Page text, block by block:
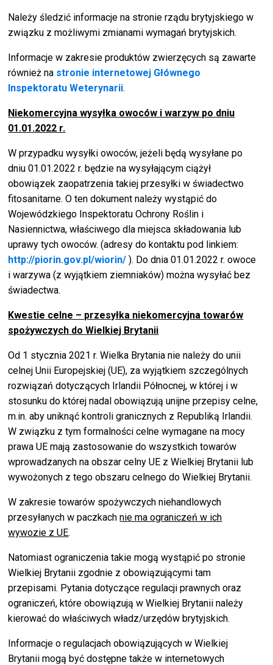
Należy śledzić informacje na stronie rządu brytyjskiego w
związku z możliwymi zmianami wymagań brytyjskich.
Informacje w zakresie produktów zwierzęcych są zawarte
również na stronie internetowej Głównego
Inspektoratu Weterynarii.
Niekomercyjna wysyłka owoców i warzyw po dniu
01.01.2022 r.
W przypadku wysyłki owoców, jeżeli będą wysyłane po
dniu 01.01.2022 r. będzie na wysyłającym ciążył
obowiązek zaopatrzenia takiej przesyłki w świadectwo
fitosanitarne. O ten dokument należy wystąpić do
Wojewódzkiego Inspektoratu Ochrony Roślin i
Nasiennictwa, właściwego dla miejsca składowania lub
uprawy tych owoców. (adresy do kontaktu pod linkiem:
http://piorin.gov.pl/wiorin/ ). Do dnia 01.01.2022 r. owoce
i warzywa (z wyjątkiem ziemniaków) można wysyłać bez
świadectwa.
Kwestie celne – przesyłka niekomercyjna towarów
spożywczych do Wielkiej Brytanii
Od 1 stycznia 2021 r. Wielka Brytania nie należy do unii
celnej Unii Europejskiej (UE), za wyjątkiem szczególnych
rozwiązań dotyczących Irlandii Północnej, w której i w
stosunku do której nadal obowiązują unijne przepisy celne,
m.in. aby uniknąć kontroli granicznych z Republiką Irlandii.
W związku z tym formalności celne wymagane na mocy
prawa UE mają zastosowanie do wszystkich towarów
wprowadzanych na obszar celny UE z Wielkiej Brytanii lub
wywożonych z tego obszaru celnego do Wielkiej Brytanii.
W zakresie towarów spożywczych niehandlowych
przesyłanych w paczkachnie ma ograniczeń w ich
wywozie z UE.
Natomiast ograniczenia takie mogą wystąpić po stronie
Wielkiej Brytanii zgodnie z obowiązującymi tam
przepisami. Pytania dotyczące regulacji prawnych oraz
ograniczeń, które obowiązują w Wielkiej Brytanii należy
kierować do właściwych władz/urzędów brytyjskich.
Informacje o regulacjach obowiązujących w Wielkiej
Brytanii mogą być dostępne także w internetowych